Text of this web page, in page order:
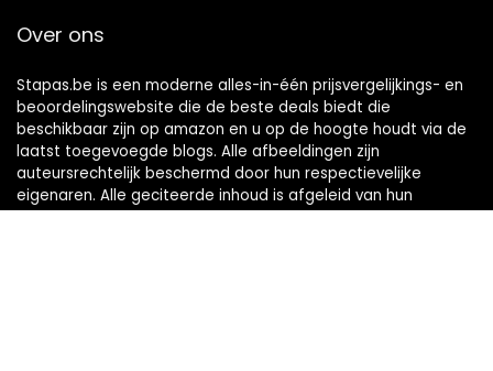
Over ons
Stapas.be is een moderne alles-in-één prijsvergelijkings- en
beoordelingswebsite die de beste deals biedt die
beschikbaar zijn op amazon en u op de hoogte houdt via de
laatst toegevoegde blogs. Alle afbeeldingen zijn
auteursrechtelijk beschermd door hun respectievelijke
eigenaren. Alle geciteerde inhoud is afgeleid van hun
respectievelijke bronnen.